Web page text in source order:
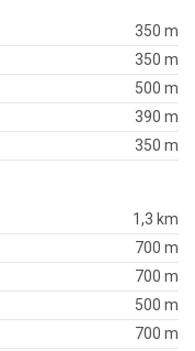
350 m
350 m
500 m
390 m
350 m
1,3 km
700 m
700 m
500 m
700 m